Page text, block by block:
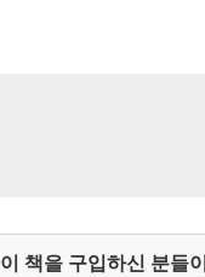
이 책을 구입하신 분들이